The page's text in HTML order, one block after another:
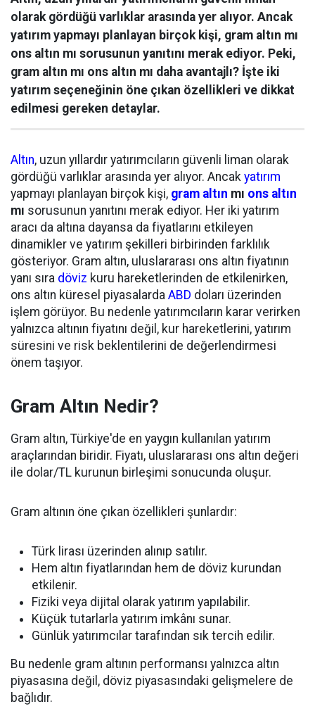
olarak gördüğü varlıklar arasında yer alıyor. Ancak
yatırım yapmayı planlayan birçok kişi, gram altın mı
ons altın mı sorusunun yanıtını merak ediyor. Peki,
gram altın mı ons altın mı daha avantajlı? İşte iki
yatırım seçeneğinin öne çıkan özellikleri ve dikkat
edilmesi gereken detaylar.
Altın, uzun yıllardır yatırımcıların güvenli liman olarak
gördüğü varlıklar arasında yer alıyor. Ancak yatırım
yapmayı planlayan birçok kişi, gram altın mı ons altın
mı sorusunun yanıtını merak ediyor. Her iki yatırım
aracı da altına dayansa da fiyatlarını etkileyen
dinamikler ve yatırım şekilleri birbirinden farklılık
gösteriyor. Gram altın, uluslararası ons altın fiyatının
yanı sıra döviz kuru hareketlerinden de etkilenirken,
ons altın küresel piyasalarda ABD doları üzerinden
işlem görüyor. Bu nedenle yatırımcıların karar verirken
yalnızca altının fiyatını değil, kur hareketlerini, yatırım
süresini ve risk beklentilerini de değerlendirmesi
önem taşıyor.
Gram Altın Nedir?
Gram altın, Türkiye'de en yaygın kullanılan yatırım
araçlarından biridir. Fiyatı, uluslararası ons altın değeri
ile dolar/TL kurunun birleşimi sonucunda oluşur.
Gram altının öne çıkan özellikleri şunlardır:
Türk lirası üzerinden alınıp satılır.
Hem altın fiyatlarından hem de döviz kurundan
etkilenir.
Fiziki veya dijital olarak yatırım yapılabilir.
Küçük tutarlarla yatırım imkânı sunar.
Günlük yatırımcılar tarafından sık tercih edilir.
Bu nedenle gram altının performansı yalnızca altın
piyasasına değil, döviz piyasasındaki gelişmelere de
bağlıdır.